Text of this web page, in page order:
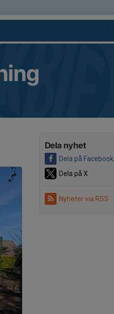
Dela nyhet
Dela på Facebook
Dela på X
Nyheter via RSS